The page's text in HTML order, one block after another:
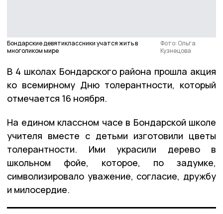
Бондарские девятиклассники учатся жить в
многоликом мире
Фото: Ольга
Кузнецова
В 4 школах Бондарского района прошла акция
ко всемирному Дню толерантности, который
отмечается 16 ноября.
На едином классном часе в Бондарской школе
учителя вместе с детьми изготовили цветы
толерантности. Ими украсили дерево в
школьном фойе, которое, по задумке,
символизировало уважение, согласие, дружбу
и милосердие.